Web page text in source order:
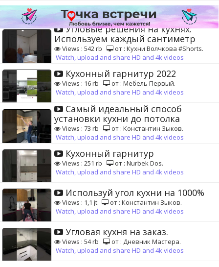
Угловые решения на кухнях.
Используем каждый сантиметр
Views : 542 rb
от : Кухни Волчкова #Shorts.
Watch, upload and share HD and 4k videos
Кухонный гарнитур 2022
Views : 16 rb
от : Мебель Первый.
Watch, upload and share HD and 4k videos
Самый идеальный способ
установки кухни до потолка
Views : 73 rb
от : Константин Зыков.
Watch, upload and share HD and 4k videos
Кухонный гарнитур
Views : 251 rb
от : Nurbek Dos.
Watch, upload and share HD and 4k videos
Используй угол кухни на 1000%
Views : 1,1 jt
от : Константин Зыков.
Watch, upload and share HD and 4k videos
Угловая кухня на заказ.
Views : 54 rb
от : Дневник Мастера.
Watch, upload and share HD and 4k videos